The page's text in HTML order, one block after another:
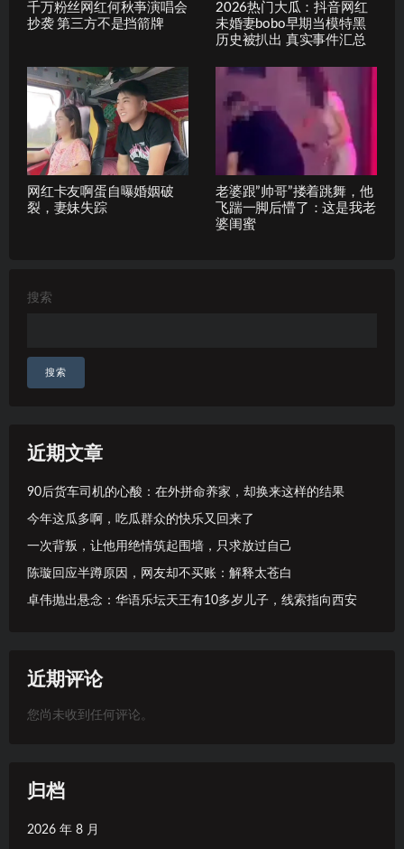
千万粉丝网红何秋亊演唱会
抄袭 第三方不是挡箭牌
2026热门大瓜：抖音网红
未婚妻bobo早期当模特黑
历史被扒出 真实事件汇总
网红卡友啊蛋自曝婚姻破
裂，妻妹失踪
老婆跟”帅哥”搂着跳舞，他
飞踹一脚后懵了：这是我老
婆闺蜜
搜索
搜索
近期文章
90后货车司机的心酸：在外拼命养家，却换来这样的结果
今年这瓜多啊，吃瓜群众的快乐又回来了
一次背叛，让他用绝情筑起围墙，只求放过自己
陈璇回应半蹲原因，网友却不买账：解释太苍白
卓伟抛出悬念：华语乐坛天王有10多岁儿子，线索指向西安
近期评论
您尚未收到任何评论。
归档
2026 年 8 月